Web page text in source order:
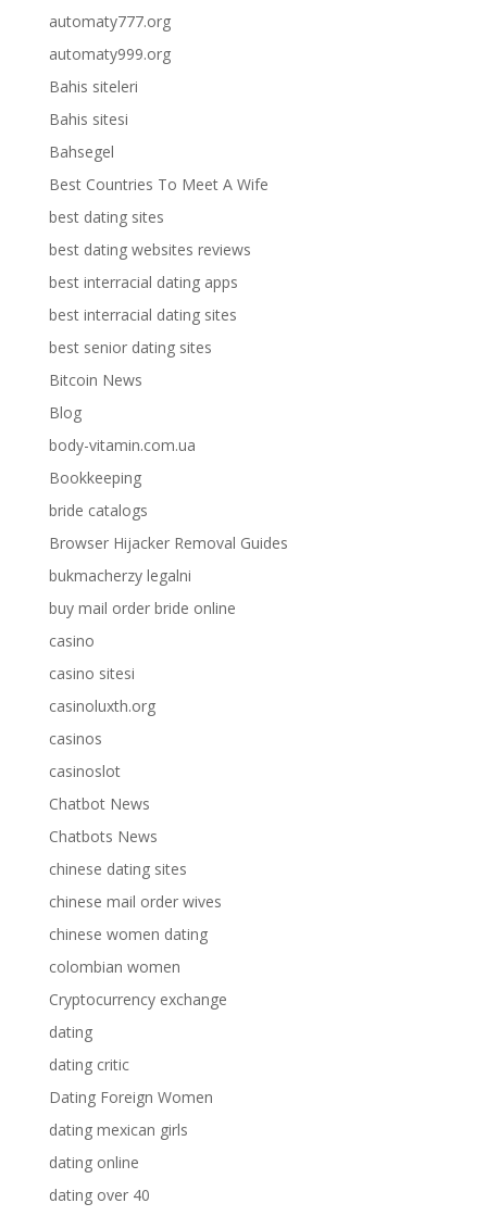
automaty777.org
automaty999.org
Bahis siteleri
Bahis sitesi
Bahsegel
Best Countries To Meet A Wife
best dating sites
best dating websites reviews
best interracial dating apps
best interracial dating sites
best senior dating sites
Bitcoin News
Blog
body-vitamin.com.ua
Bookkeeping
bride catalogs
Browser Hijacker Removal Guides
bukmacherzy legalni
buy mail order bride online
casino
casino sitesi
casinoluxth.org
casinos
casinoslot
Chatbot News
Chatbots News
chinese dating sites
chinese mail order wives
chinese women dating
colombian women
Cryptocurrency exchange
dating
dating critic
Dating Foreign Women
dating mexican girls
dating online
dating over 40